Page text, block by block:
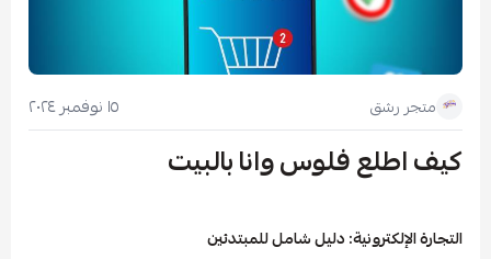
متجر رشق ١٥ نوفمبر ٢٠٢٤
كيف اطلع فلوس وانا بالبيت
التجارة الإلكترونية: دليل شامل للمبتدئين